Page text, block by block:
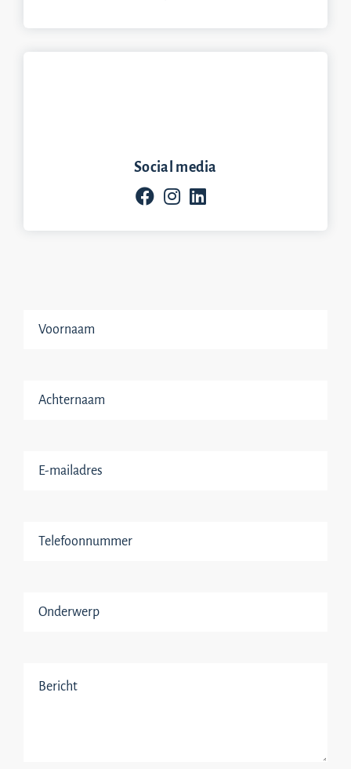
Social media